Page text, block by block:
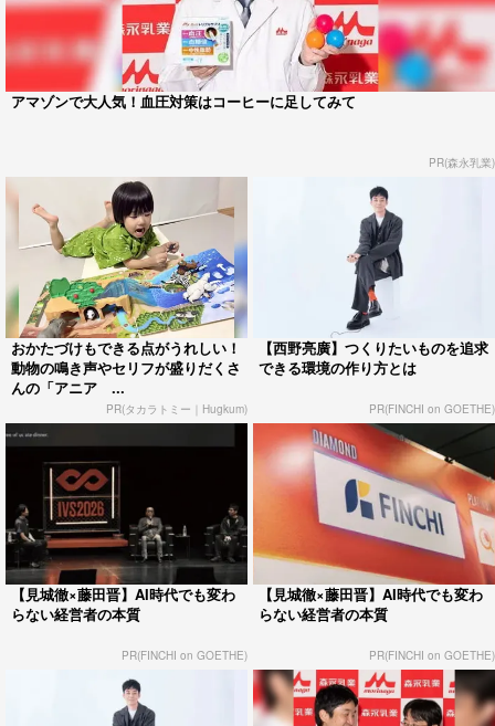
アマゾンで大人気！血圧対策はコーヒーに足してみて
PR(森永乳業)
おかたづけもできる点がうれしい！
動物の鳴き声やセリフが盛りだくさ
んの「アニア ...
PR(タカラトミー｜Hugkum)
【西野亮廣】つくりたいものを追求
できる環境の作り方とは
PR(FINCHI on GOETHE)
【見城徹×藤田晋】AI時代でも変わ
らない経営者の本質
PR(FINCHI on GOETHE)
【見城徹×藤田晋】AI時代でも変わ
らない経営者の本質
PR(FINCHI on GOETHE)